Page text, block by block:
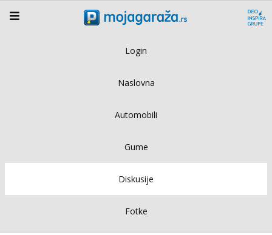
Login
Naslovna
Automobili
Gume
Diskusije
Fotke